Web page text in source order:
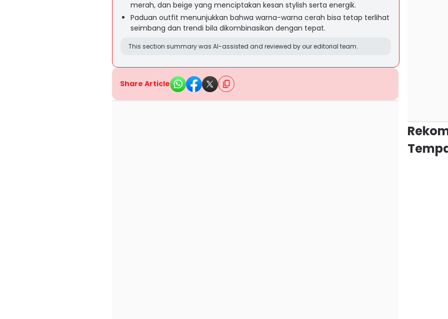
merah, dan beige yang menciptakan kesan stylish serta energik.
Paduan outfit menunjukkan bahwa warna-warna cerah bisa tetap terlihat
seimbang dan trendi bila dikombinasikan dengan tepat.
This section summary was AI-assisted and reviewed by our editorial team.
Share Article